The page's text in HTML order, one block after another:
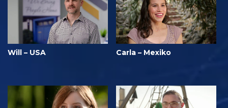
Will – USA Carla – Mexiko